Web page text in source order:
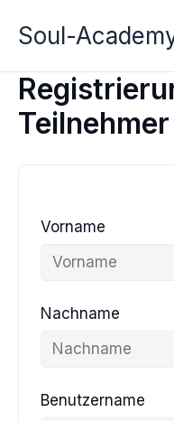
InhaltSoul-
Teilnehmer
Vorname
Nachname
Benutzername